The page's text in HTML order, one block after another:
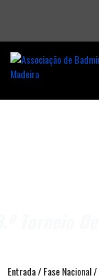
Entrada/Fase Nacional/